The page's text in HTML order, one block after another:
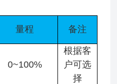
量程 备注
0~100%
根据客
户可选
择